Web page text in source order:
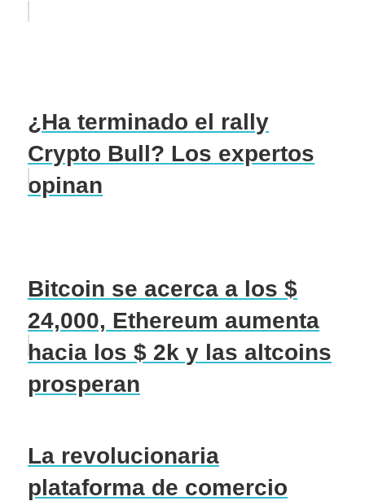
¿Ha terminado el rally
Crypto Bull? Los expertos
opinan
Bitcoin se acerca a los $
24,000, Ethereum aumenta
hacia los $ 2k y las altcoins
prosperan
La revolucionaria
plataforma de comercio